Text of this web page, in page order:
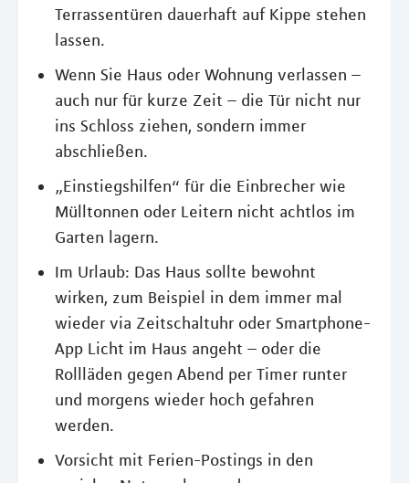
Terrassentüren dauerhaft auf Kippe stehen
lassen.
Wenn Sie Haus oder Wohnung verlassen –
auch nur für kurze Zeit – die Tür nicht nur
ins Schloss ziehen, sondern immer
abschließen.
„Einstiegshilfen“ für die Einbrecher wie
Mülltonnen oder Leitern nicht achtlos im
Garten lagern.
Im Urlaub: Das Haus sollte bewohnt
wirken, zum Beispiel in dem immer mal
wieder via Zeitschaltuhr oder Smartphone-
App Licht im Haus angeht – oder die
Rollläden gegen Abend per Timer runter
und morgens wieder hoch gefahren
werden.
Vorsicht mit Ferien-Postings in den